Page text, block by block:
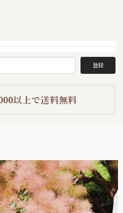
登録
以上で送料無料